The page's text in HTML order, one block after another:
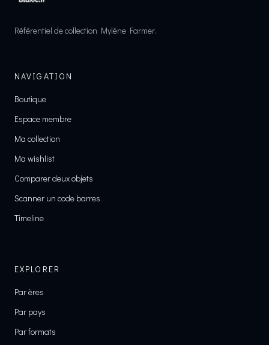
Référentiel de collection Mylène Farmer.
NAVIGATION
Boutique
Espace membre
Ma collection
Ma wishlist
Comparer deux objets
Scanner un code barres
Timeline
EXPLORER
Par ères
Par pays
Par formats